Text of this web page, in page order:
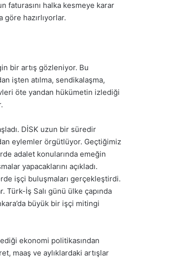
faturasını halka kesmeye karar
hazırlıyorlar.
bir artış gözleniyor. Bu
işten atılma, sendikalaşma,
öte yandan hükümetin izlediği
DİSK uzun bir süredir
eylemler örgütlüyor. Geçtiğimiz
adalet konularında emeğin
yapacaklarını açıkladı.
işçi buluşmaları gerçekleştirdi.
Türk-İş Salı günü ülke çapında
büyük bir işçi mitingi
ekonomi politikasından
maaş ve aylıklardaki artışlar